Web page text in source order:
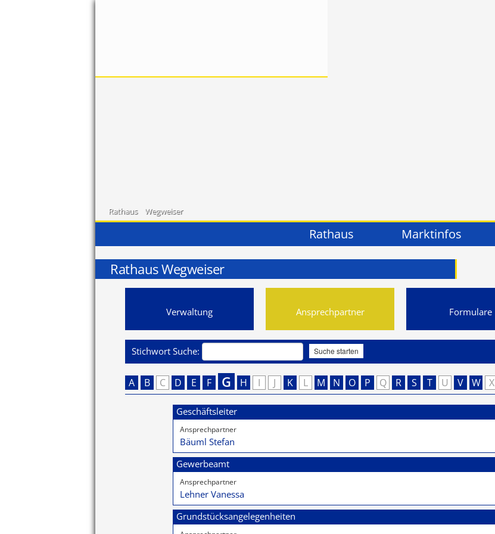
Rathaus Wegweiser
Rathaus Marktinfos
Rathaus Wegweiser
Verwaltung Ansprechpartner Formulare
Stichwort Suche: Suche starten
A B C D E F G H I J K L M N O P Q R S T U V W X
Geschäftsleiter
Ansprechpartner
Bäuml Stefan
Gewerbeamt
Ansprechpartner
Lehner Vanessa
Grundstücksangelegenheiten